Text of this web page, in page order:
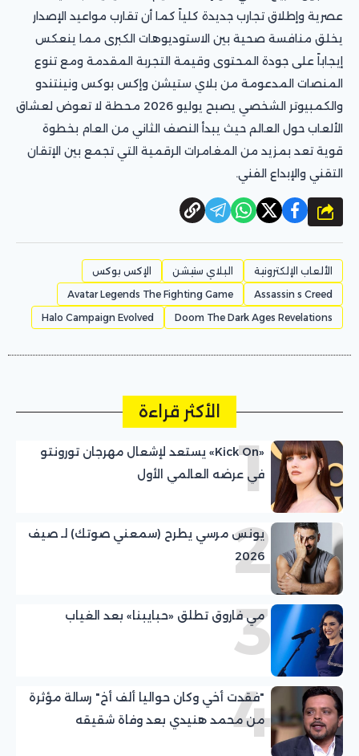
عصرية وإطلاق تجارب جديدة كلياً كما أن تقارب مواعيد الإصدار
يخلق منافسة صحية بين الاستوديوهات الكبرى مما ينعكس
إيجاباً على جودة المحتوى وقيمة التجربة المقدمة ومع تنوع
المنصات المدعومة من بلاي ستيشن وإكس بوكس ونينتندو
والكمبيوتر الشخصي يصبح يوليو 2026 محطة لا تعوض لعشاق
الألعاب حول العالم حيث يبدأ النصف الثاني من العام بخطوة
قوية تعد بمزيد من المغامرات الرقمية التي تجمع بين الإتقان
التقني والإبداع الفني.
شارك
الألعاب الإلكترونية البلاي ستيشن
الإكس بوكس
Assassin s Creed
Avatar Legends The Fighting Game
Doom The Dark Ages Revelations
Halo Campaign Evolved
الأكثر قراءة
1
«Kick On» يستعد لإشعال مهرجان تورونتو
في عرضه العالمي الأول
2
يونس مرسي يطرح (سمعني صوتك) لـ صيف
2026
3
مي فاروق تطلق «حبايبنا» بعد الغياب
4
"فقدت أخي وكان حواليا ألف أخ" رسالة مؤثرة
من محمد هنيدي بعد وفاة شقيقه